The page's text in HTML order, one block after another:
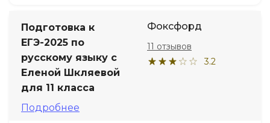
Подготовка к
ЕГЭ-2025 по
русскому языку с
Еленой Шкляевой
для 11 класса
Подробнее
Фоксфорд
3.2
11 отзывов